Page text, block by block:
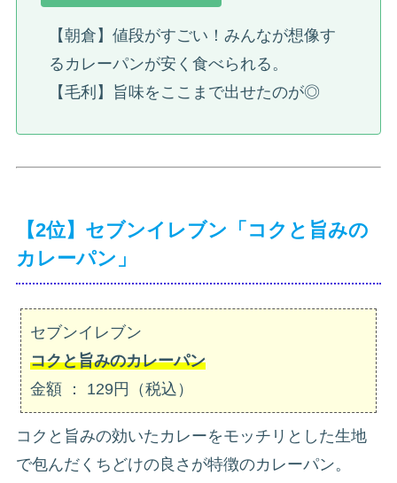
【朝倉】値段がすごい！みんなが想像す
るカレーパンが安く食べられる。
【毛利】旨味をここまで出せたのが◎
【2位】セブンイレブン「コクと旨みの
カレーパン」
セブンイレブン
コクと旨みのカレーパン
金額 ： 129円（税込）
コクと旨みの効いたカレーをモッチリとした生地
で包んだくちどけの良さが特徴のカレーパン。